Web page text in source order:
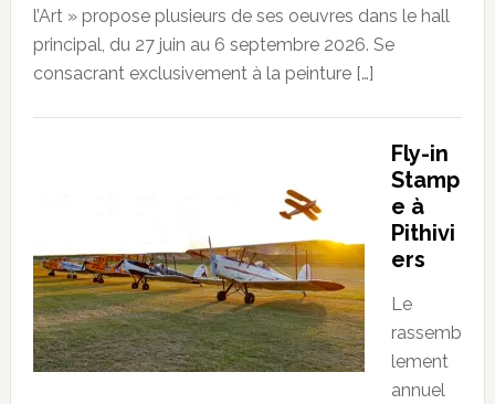
l’Art » propose plusieurs de ses oeuvres dans le hall
principal, du 27 juin au 6 septembre 2026. Se
consacrant exclusivement à la peinture […]
Fly-in
Stamp
e à
Pithivi
ers
Le
rassemb
lement
annuel